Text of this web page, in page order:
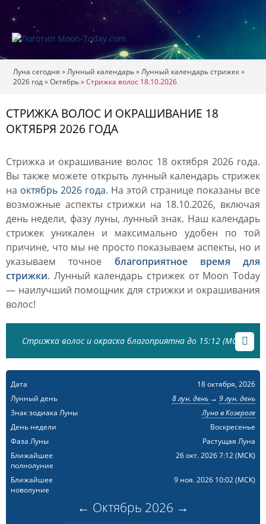
Луна сегодня »Лунный календарь»Лунный календарь стрижек»
2026 год»Октябрь»Стрижка волос 18.10.2026
СТРИЖКА ВОЛОС И ОКРАШИВАНИЕ 18
ОКТЯБРЯ 2026 ГОДА
Стрижка и окрашивание волос 18 октября 2026 года.
Вы также можете открыть лунный календарь стрижек
на октябрь 2026 года. На этой странице показаны все
возможные аспекты стрижки на 18.10.2026, включая
день недели, фазу луны, лунный знак. Наш календарь
стрижек уникален и максимально удобен по той
причине, что мы не просто показываем аспекты, но и
указываем точное благоприятное время для
стрижки. Лунный календарь стрижек от Moon Today
— наилучший помощник для стрижки и окрашивания
волос!
Стрижка волос и окраска благоприятна до 15:12 (МСК)
Дата
18 октября, 2026
Лунный день
8 лун. день → 9 лун. день
Знак зодиака Луны
Луна в Козероге
День недели
Воскресенье
Фаза Луны
Растущая Луна
Ближайшее
полнолуние
26 окт. 2026 7:12(МСК)
Ближайшее
новолуние
9 ноя. 2026 10:02(МСК)
← Октябрь 2026 →